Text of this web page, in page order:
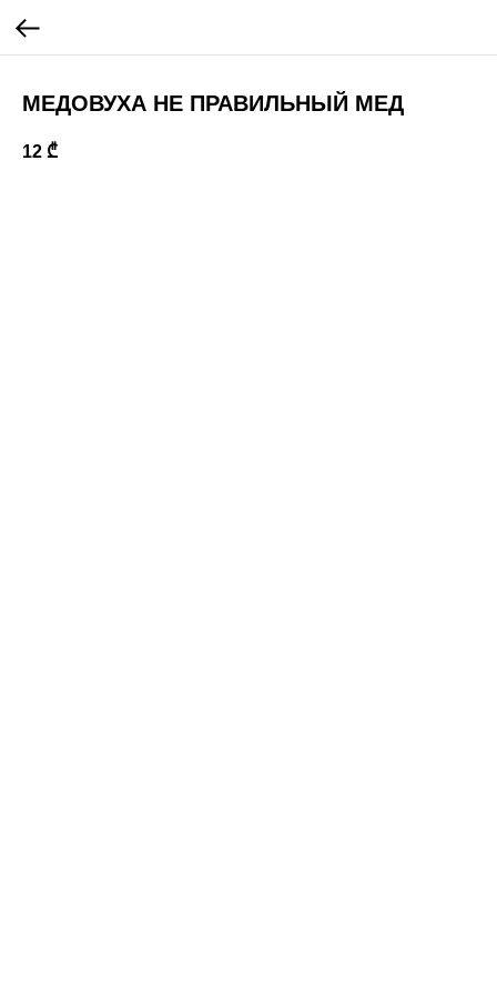
МЕДОВУХА НЕ ПРАВИЛЬНЫЙ МЕД
12 ₾